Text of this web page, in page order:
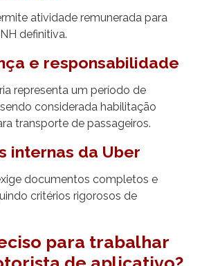
atividade remunerada para
definitiva.
e responsabilidade
representa um período de
considerada habilitação
transporte de passageiros.
internas da Uber
documentos completos e
critérios rigorosos de
para trabalhar